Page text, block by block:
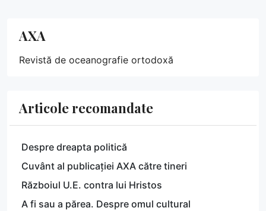
AXA
Revistă de oceanografie ortodoxă
Articole recomandate
Despre dreapta politică
Cuvânt al publicației AXA către tineri
Războiul U.E. contra lui Hristos
A fi sau a părea. Despre omul cultural